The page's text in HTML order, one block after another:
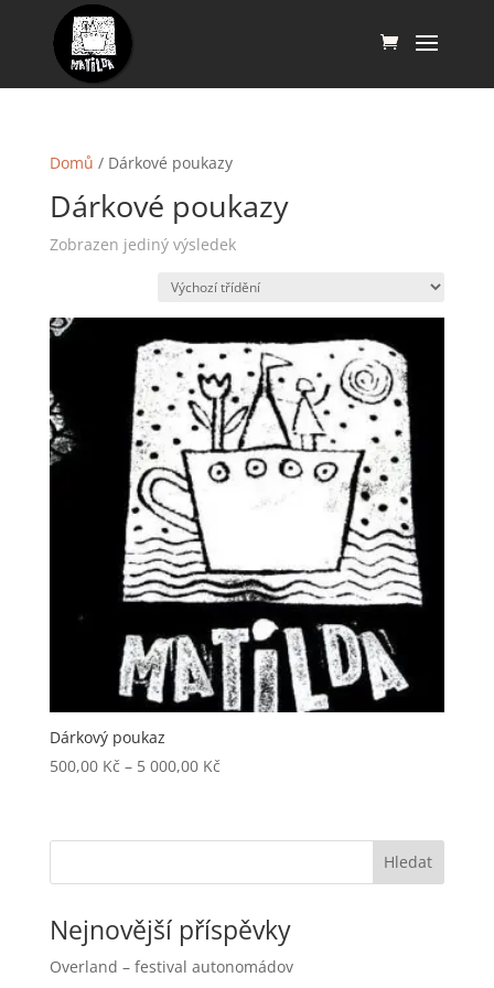
Domů / Dárkové poukazy
Dárkové poukazy
Zobrazen jediný výsledek
Dárkový poukaz
500,00 Kč – 5 000,00 KčRozpětí
až
Hledat
Nejnovější příspěvky
Overland – festival autonomádov